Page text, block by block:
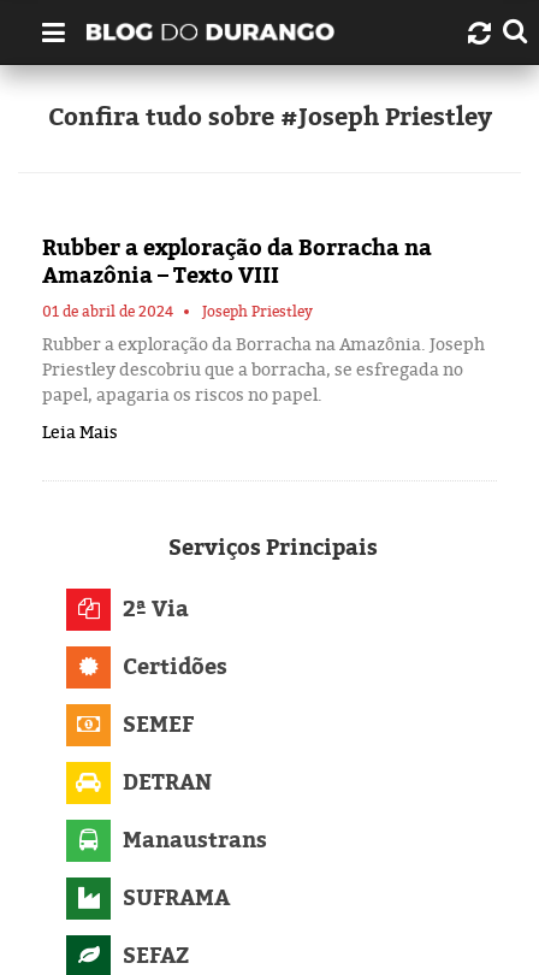
Quem é Durango Duarte?
Artigos
Amazonas
Manaus
História
Eleições 2024
Política
Confira tudo sobre #Joseph Priestley
Rubber a exploração da Borracha na
Amazônia – Texto VIII
01 de abril de 2024 Joseph Priestley
Rubber a exploração da Borracha na Amazônia. Joseph
Priestley descobriu que a borracha, se esfregada no
papel, apagaria os riscos no papel.
Leia Mais
ServiçosPrincipais
2ª Via
Certidões
SEMEF
DETRAN
Manaustrans
SUFRAMA
SEFAZ